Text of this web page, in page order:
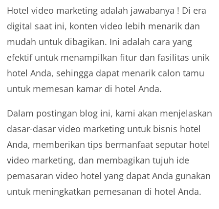
Hotel video marketing adalah jawabanya ! Di era
digital saat ini, konten video lebih menarik dan
mudah untuk dibagikan. Ini adalah cara yang
efektif untuk menampilkan fitur dan fasilitas unik
hotel Anda, sehingga dapat menarik calon tamu
untuk memesan kamar di hotel Anda.
Dalam postingan blog ini, kami akan menjelaskan
dasar-dasar video marketing untuk bisnis hotel
Anda, memberikan tips bermanfaat seputar hotel
video marketing, dan membagikan tujuh ide
pemasaran video hotel yang dapat Anda gunakan
untuk meningkatkan pemesanan di hotel Anda.